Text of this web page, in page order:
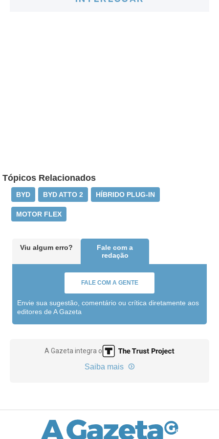
Tópicos Relacionados
BYD BYD ATTO 2 HÍBRIDO PLUG-IN
MOTOR FLEX
Viu algum erro?
Fale com a
redação
FALE COM A GENTE
Envie sua sugestão, comentário ou crítica diretamente aos
editores de A Gazeta
A Gazeta integra o
Saiba mais